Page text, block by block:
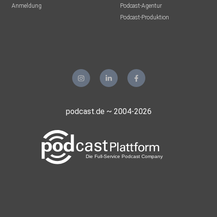
Anmeldung
Podcast-Agentur
Podcast-Produktion
podcast.de ~ 2004-2026